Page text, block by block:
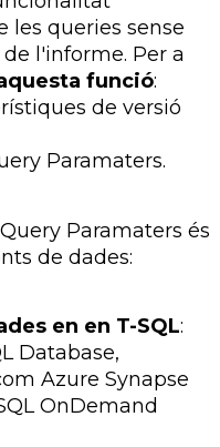
queries sense
l'informe. Per a
funció:
de versió
Paramaters.
Query Paramaters és
de dades:
en en T-SQL:
Database,
Azure Synapse
OnDemand